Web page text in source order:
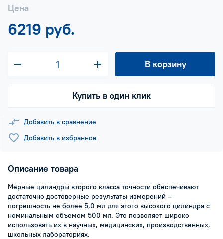
Цена
6219 руб.
В корзину
Купить в один клик
Добавить в сравнение
Добавить в избранное
Описание товара
Мерные цилиндры второго класса точности обеспечивают
достаточно достоверные результаты измерений —
погрешность не более 5,0 мл для этого высокого цилиндра с
номинальным объемом 500 мл. Это позволяет широко
использовать их в научных, медицинских, производственных,
школьных лабораториях.